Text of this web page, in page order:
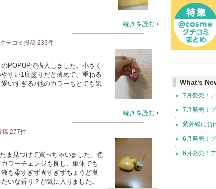
続きを読む
クチコミ投稿 233件
POPUPで購入しました。小さく
すい1度塗りだと薄めで、重ねる
いすぎる♪他のカラーもとても気
続きを読む
稿 277件
ま見つけて買っちゃいました。色
ラーチェンジも良し、単体でも
も柔すぎず固すぎずちょうど良
いな香り？が気に入りました。
What's
7月発売！
7月発売！
紫外線に負
6月発売！
6月発売！